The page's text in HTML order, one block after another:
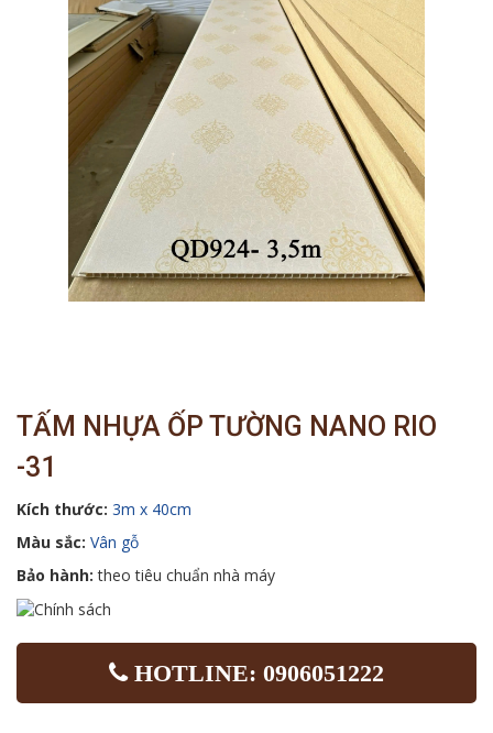
TẤM NHỰA ỐP TƯỜNG NANO RIO
-31
Kích thước: 3m x 40cm
Màu sắc: Vân gỗ
Bảo hành:theo tiêu chuẩn nhà máy
HOTLINE: 0906051222